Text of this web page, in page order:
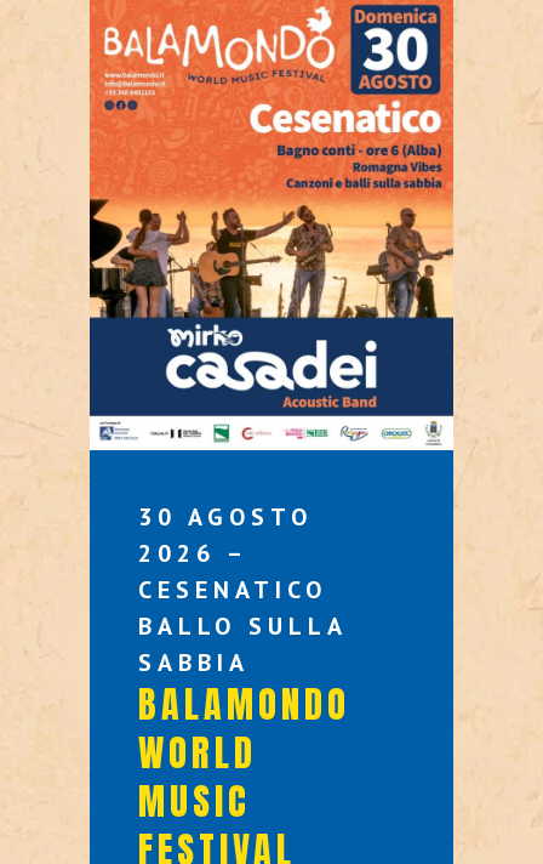
30 AGOSTO
2026 –
CESENATICO
BALLO SULLA
SABBIA
BALAMONDO
WORLD
MUSIC
FESTIVAL